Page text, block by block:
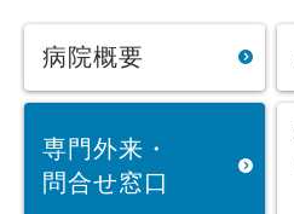
病院概要
専門外来・
問合せ窓口